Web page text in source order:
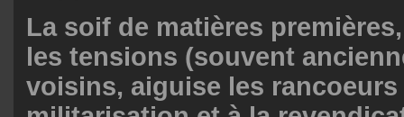
La soif de matières
les tensions (souvent
voisins, aiguise les